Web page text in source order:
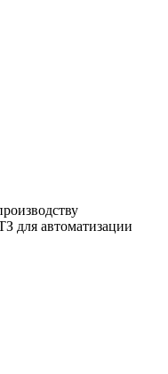
для автоматизации